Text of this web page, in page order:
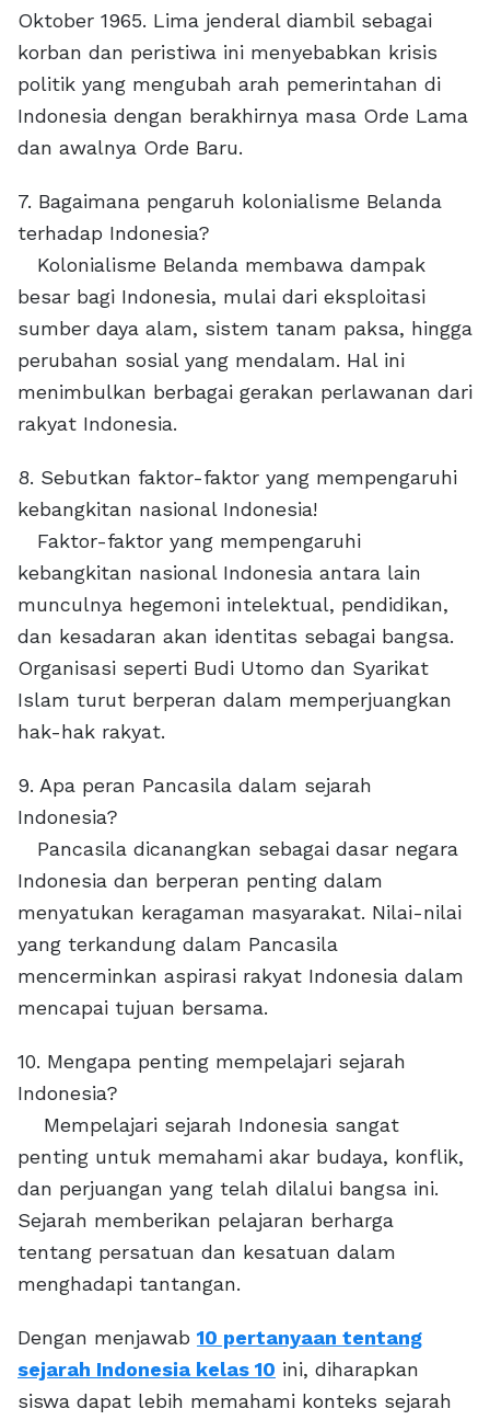
Oktober 1965. Lima jenderal diambil sebagai
korban dan peristiwa ini menyebabkan krisis
politik yang mengubah arah pemerintahan di
Indonesia dengan berakhirnya masa Orde Lama
dan awalnya Orde Baru.
7. Bagaimana pengaruh kolonialisme Belanda
terhadap Indonesia?
Kolonialisme Belanda membawa dampak
besar bagi Indonesia, mulai dari eksploitasi
sumber daya alam, sistem tanam paksa, hingga
perubahan sosial yang mendalam. Hal ini
menimbulkan berbagai gerakan perlawanan dari
rakyat Indonesia.
8. Sebutkan faktor-faktor yang mempengaruhi
kebangkitan nasional Indonesia!
Faktor-faktor yang mempengaruhi
kebangkitan nasional Indonesia antara lain
munculnya hegemoni intelektual, pendidikan,
dan kesadaran akan identitas sebagai bangsa.
Organisasi seperti Budi Utomo dan Syarikat
Islam turut berperan dalam memperjuangkan
hak-hak rakyat.
9. Apa peran Pancasila dalam sejarah
Indonesia?
Pancasila dicanangkan sebagai dasar negara
Indonesia dan berperan penting dalam
menyatukan keragaman masyarakat. Nilai-nilai
yang terkandung dalam Pancasila
mencerminkan aspirasi rakyat Indonesia dalam
mencapai tujuan bersama.
10. Mengapa penting mempelajari sejarah
Indonesia?
Mempelajari sejarah Indonesia sangat
penting untuk memahami akar budaya, konflik,
dan perjuangan yang telah dilalui bangsa ini.
Sejarah memberikan pelajaran berharga
tentang persatuan dan kesatuan dalam
menghadapi tantangan.
Dengan menjawab 10 pertanyaan tentang
sejarah Indonesia kelas 10 ini, diharapkan
siswa dapat lebih memahami konteks sejarah